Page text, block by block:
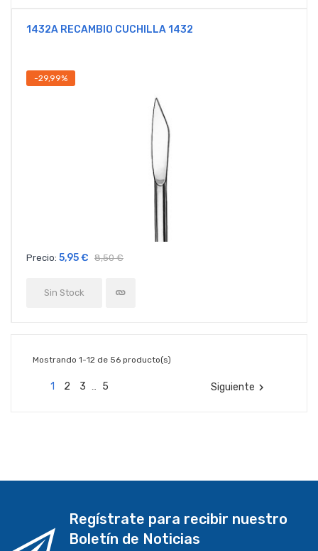
1432A RECAMBIO CUCHILLA 1432
-29,99%
Precio: 5,95 € 8,50 €
Sin Stock
Mostrando 1-12 de 56 producto(s)
1 2 3 … 5 Siguiente 
Regístrate para recibir nuestro
Boletín de Noticias